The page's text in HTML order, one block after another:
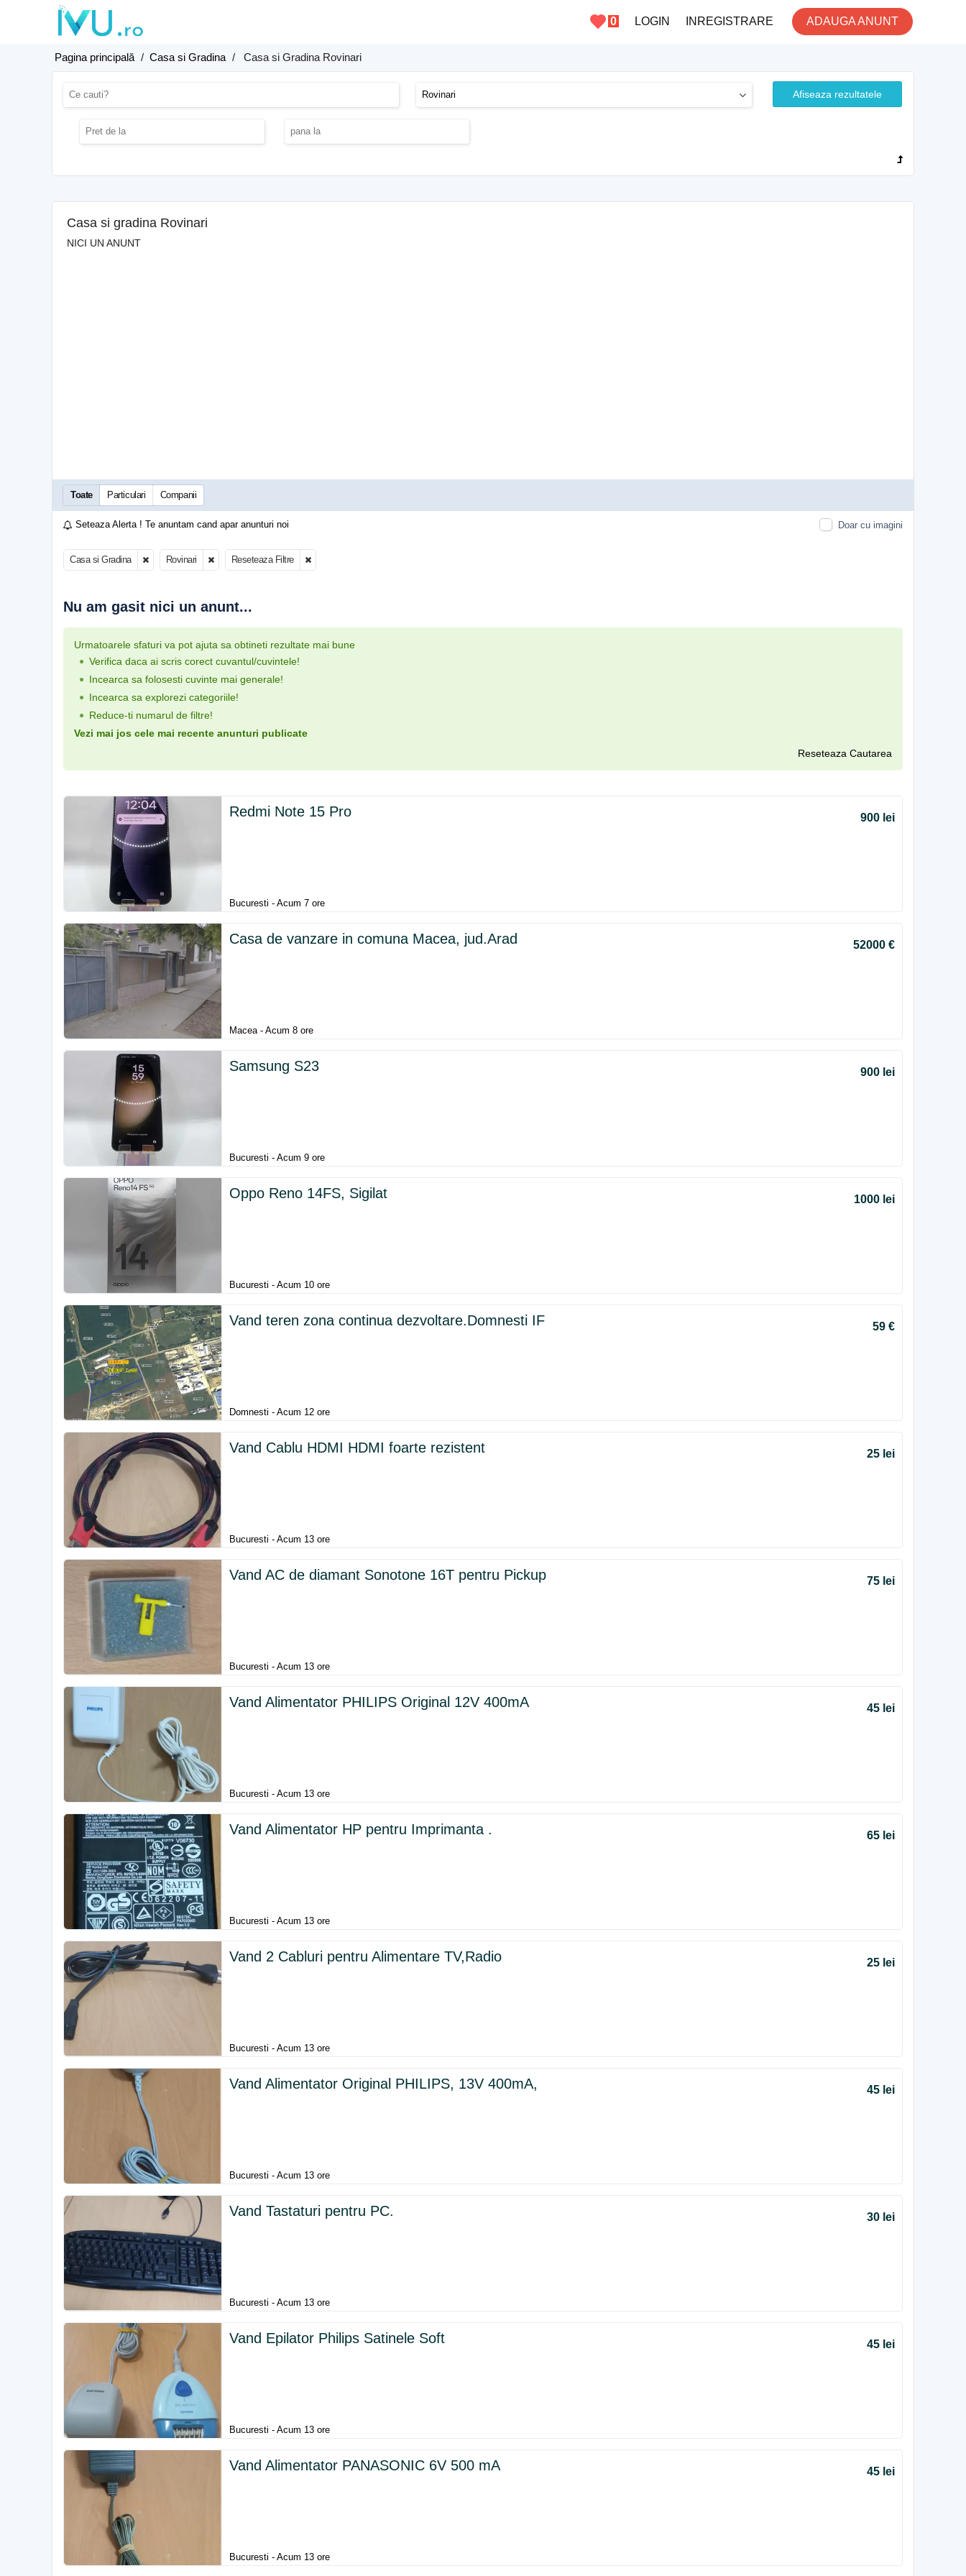
ADAUGA ANUNT
INREGISTRARE
LOGIN
0
Pagina principală / Casa si Gradina / Casa si Gradina Rovinari
Afiseaza rezultatele
Casa si gradina Rovinari
NICI UN ANUNT
Toate Particulari Companii
Seteaza Alerta ! Te anuntam cand apar anunturi noi Doar cu imagini
Casa si Gradina Rovinari Reseteaza Filtre
Nu am gasit nici un anunt...
Urmatoarele sfaturi va pot ajuta sa obtineti rezultate mai bune
Verifica daca ai scris corect cuvantul/cuvintele!
Incearca sa folosesti cuvinte mai generale!
Incearca sa explorezi categoriile!
Reduce-ti numarul de filtre!
Vezi mai jos cele mai recente anunturi publicate
Reseteaza Cautarea
Redmi Note 15 Pro 900 lei
Bucuresti - Acum 7 ore
Casa de vanzare in comuna Macea, jud.Arad 52000 €
Macea - Acum 8 ore
Samsung S23 900 lei
Bucuresti - Acum 9 ore
Oppo Reno 14FS, Sigilat 1000 lei
Bucuresti - Acum 10 ore
Vand teren zona continua dezvoltare.Domnesti IF 59 €
Domnesti - Acum 12 ore
Vand Cablu HDMI HDMI foarte rezistent 25 lei
Bucuresti - Acum 13 ore
Vand AC de diamant Sonotone 16T pentru Pickup 75 lei
Bucuresti - Acum 13 ore
Vand Alimentator PHILIPS Original 12V 400mA 45 lei
Bucuresti - Acum 13 ore
Vand Alimentator HP pentru Imprimanta . 65 lei
Bucuresti - Acum 13 ore
Vand 2 Cabluri pentru Alimentare TV,Radio 25 lei
Bucuresti - Acum 13 ore
Vand Alimentator Original PHILIPS, 13V 400mA, 45 lei
Bucuresti - Acum 13 ore
Vand Tastaturi pentru PC. 30 lei
Bucuresti - Acum 13 ore
Vand Epilator Philips Satinele Soft 45 lei
Bucuresti - Acum 13 ore
Vand Alimentator PANASONIC 6V 500 mA 45 lei
Bucuresti - Acum 13 ore